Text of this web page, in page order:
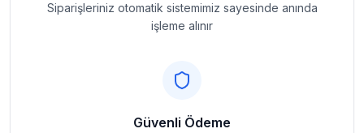
Siparişleriniz otomatik sistemimiz sayesinde anında
işleme alınır
Güvenli Ödeme